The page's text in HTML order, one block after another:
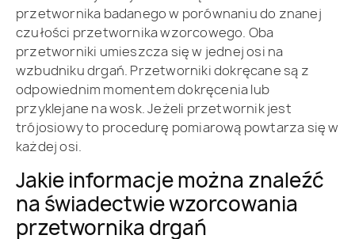
przetwornika badanego w porównaniu do znanej
czułości przetwornika wzorcowego. Oba
przetworniki umieszcza się w jednej osi na
wzbudniku drgań. Przetworniki dokręcane są z
odpowiednim momentem dokręcenia lub
przyklejane na wosk. Jeżeli przetwornik jest
trójosiowy to procedurę pomiarową powtarza się w
każdej osi.
Jakie informacje można znaleźć
na świadectwie wzorcowania
przetwornika drgań